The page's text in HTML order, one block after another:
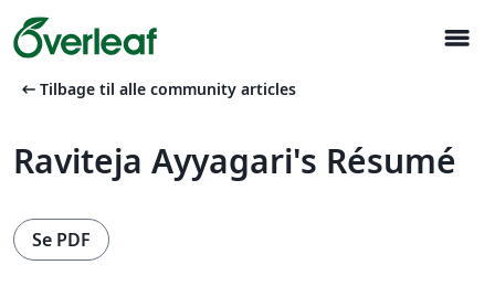
menu
arrow_left_alt Tilbage til alle community articles
Raviteja Ayyagari's Résumé
Se PDF